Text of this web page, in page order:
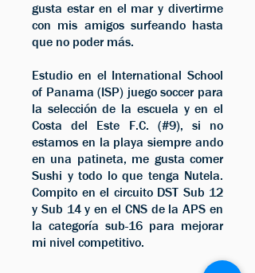
gusta estar en el mar y divertirme
con mis amigos surfeando hasta
que no poder más.
Estudio en el International School
of Panama (ISP) juego soccer para
la selección de la escuela y en el
Costa del Este F.C. (#9), si no
estamos en la playa siempre ando
en una patineta, me gusta comer
Sushi y todo lo que tenga Nutela.
Compito en el circuito DST Sub 12
y Sub 14 y en el CNS de la APS en
la categoría sub-16 para mejorar
mi nivel competitivo.